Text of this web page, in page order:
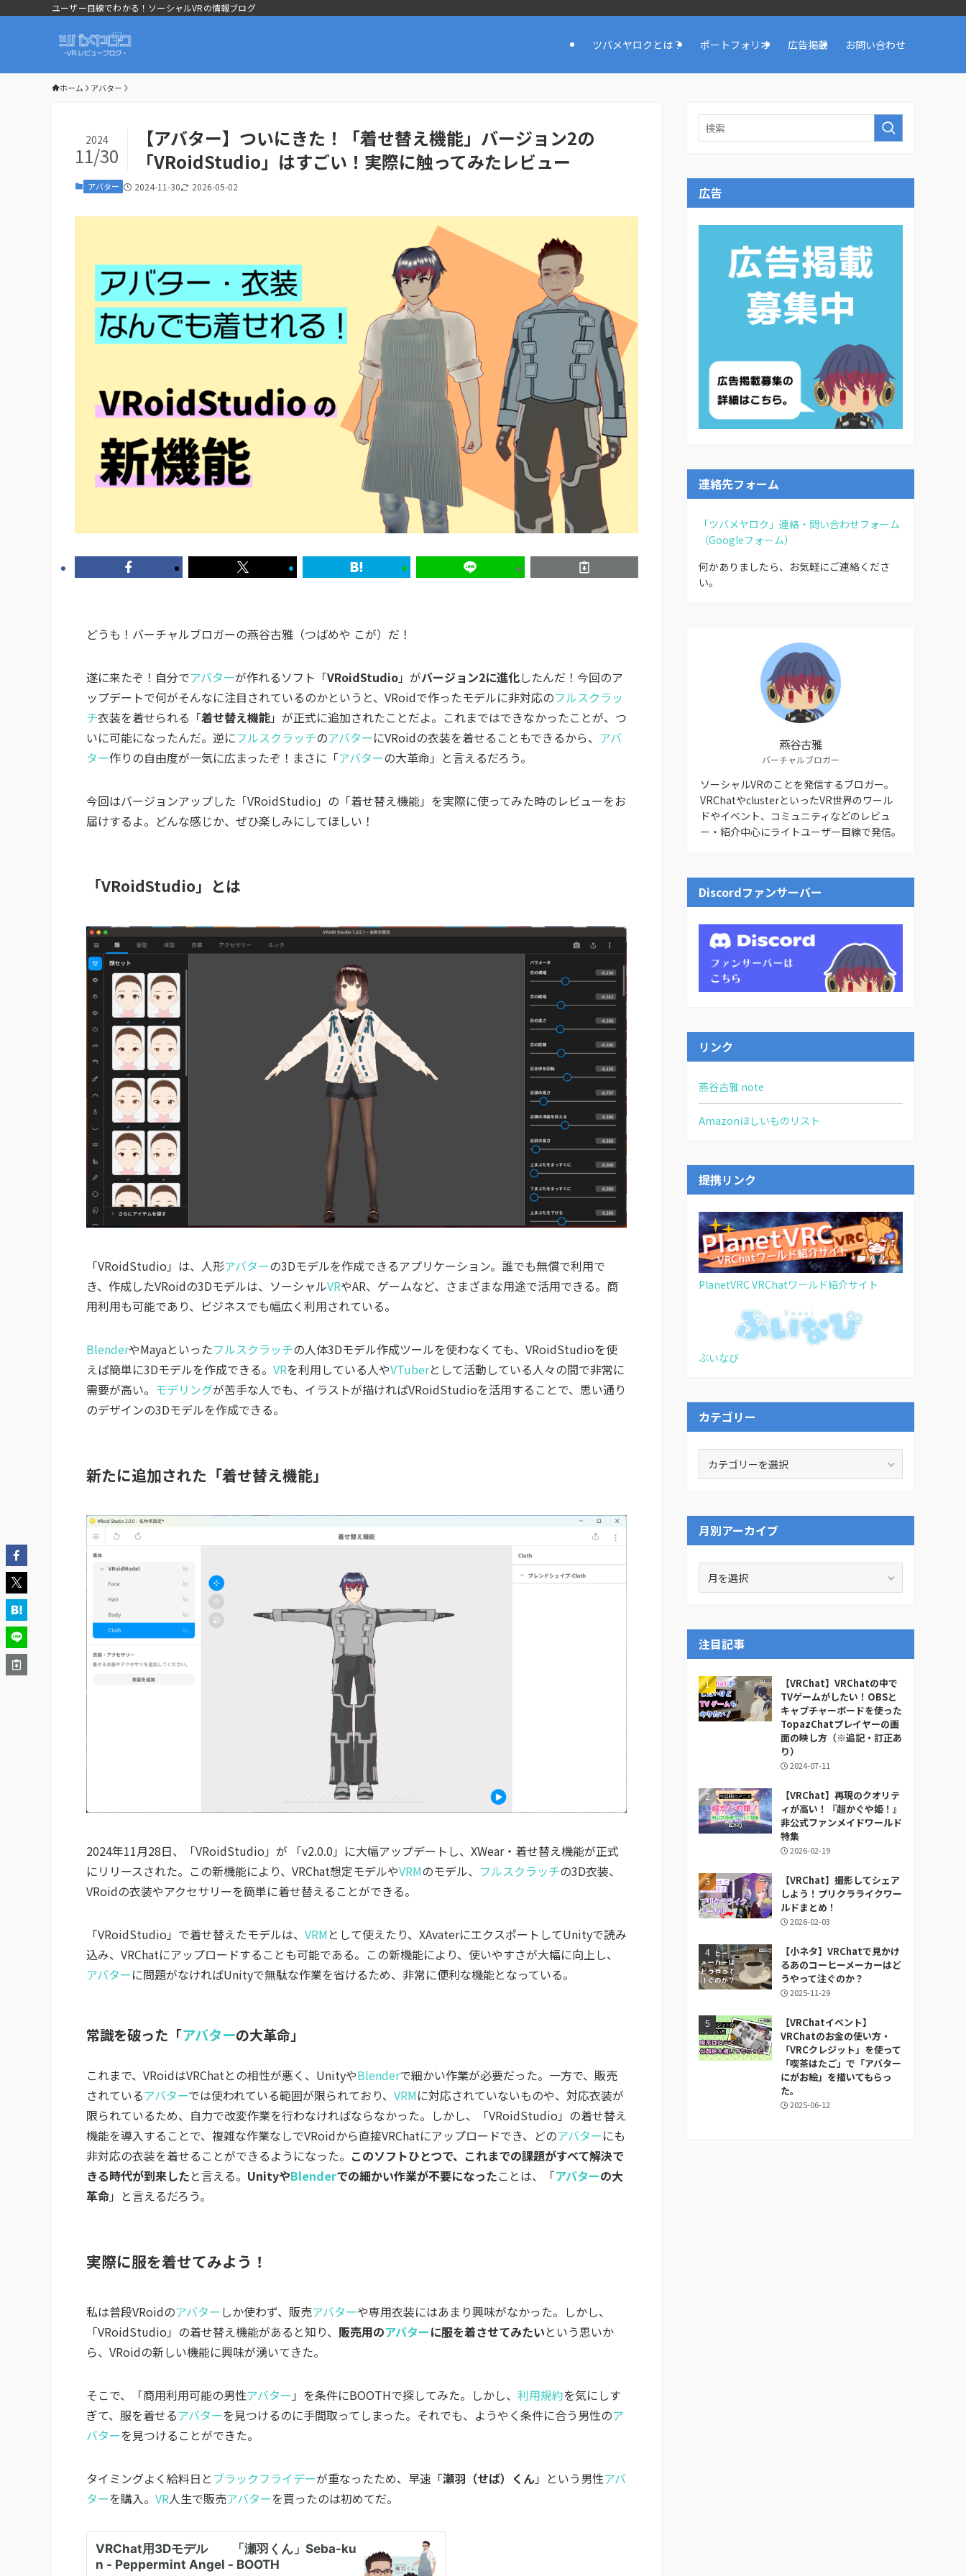
ユーザー目線でわかる！ソーシャルVRの情報ブログ
ツバメヤロクとは？ ポートフォリオ 広告掲載 お問い合わせ
ホーム アバター
【アバター】ついにきた！「着せ替え機能」バージョン2の
「VRoidStudio」はすごい！実際に触ってみたレビュー
2024
11/30
アバター 2024-11-30 2026-05-02
どうも！バーチャルブロガーの燕谷古雅（つばめや こが）だ！
遂に来たぞ！自分でアバターが作れるソフト「VRoidStudio」がバージョン2に進化したんだ！今回のア
ップデートで何がそんなに注目されているのかというと、VRoidで作ったモデルに非対応のフルスクラッ
チ衣装を着せられる「着せ替え機能」が正式に追加されたことだよ。これまではできなかったことが、つ
いに可能になったんだ。逆にフルスクラッチのアバターにVRoidの衣装を着せることもできるから、 アバ
ター作りの自由度が一気に広まったぞ！まさに「アバターの大革命」と言えるだろう。
今回はバージョンアップした「VRoidStudio」の「着せ替え機能」を実際に使ってみた時のレビューをお
届けするよ。どんな感じか、ぜひ楽しみにしてほしい！
「VRoidStudio」とは
「VRoidStudio」は、人形アバターの3Dモデルを作成できるアプリケーション。誰でも無償で利用で
き、作成したVRoidの3Dモデルは、ソーシャルVRやAR、ゲームなど、さまざまな用途で活用できる。商
用利用も可能であり、ビジネスでも幅広く利用されている。
BlenderやMayaといったフルスクラッチの人体3Dモデル作成ツールを使わなくても、VRoidStudioを使
えば簡単に3Dモデルを作成できる。 VRを利用している人やVTuberとして活動している人々の間で非常に
需要が高い。 モデリングが苦手な人でも、イラストが描ければVRoidStudioを活用することで、思い通り
のデザインの3Dモデルを作成できる。
新たに追加された「着せ替え機能」
2024年11月28日、「VRoidStudio」が 「v2.0.0」に大幅アップデートし、XWear・着せ替え機能が正式
にリリースされた。この新機能により、VRChat想定モデルやVRMのモデル、 フルスクラッチの3D衣装、
VRoidの衣装やアクセサリーを簡単に着せ替えることができる。
「VRoidStudio」で着せ替えたモデルは、 VRMとして使えたり、XAvaterにエクスポートしてUnityで読み
込み、VRChatにアップロードすることも可能である。この新機能により、使いやすさが大幅に向上し、
アバターに問題がなければUnityで無駄な作業を省けるため、非常に便利な機能となっている。
常識を破った「アバターの大革命」
これまで、VRoidはVRChatとの相性が悪く、UnityやBlenderで細かい作業が必要だった。一方で、販売
されているアバターでは使われている範囲が限られており、 VRMに対応されていないものや、対応衣装が
限られているため、自力で改変作業を行わなければならなかった。しかし、「VRoidStudio」の着せ替え
機能を導入することで、複雑な作業なしでVRoidから直接VRChatにアップロードでき、どのアバターにも
非対応の衣装を着せることができるようになった。 このソフトひとつで、これまでの課題がすべて解決で
きる時代が到来したと言える。 UnityやBlenderでの細かい作業が不要になったことは、「アバターの大
革命」と言えるだろう。
実際に服を着せてみよう！
私は普段VRoidのアバター しか使わず、販売アバターや専用衣装にはあまり興味がなかった。しかし、
「VRoidStudio」の着せ替え機能があると知り、 販売用のアバターに服を着させてみたいという思いか
ら、VRoidの新しい機能に興味が湧いてきた。
そこで、「商用利用可能の男性アバター 」を条件にBOOTHで探してみた。しかし、 利用規約を気にしす
ぎて、服を着せるアバターを見つけるのに手間取ってしまった。それでも、ようやく条件に合う男性のア
バターを見つけることができた。
タイミングよく給料日と ブラックフライデーが重なったため、早速「瀬羽（せば）くん」という男性アバ
ターを購入。 VR人生で販売アバターを買ったのは初めてだ。
広告
連絡先フォーム
「ツバメヤロク」連絡・問い合わせフォーム
（Googleフォーム）
何かありましたら、お気軽にご連絡くださ
い。
燕谷古雅
バーチャルブロガー
ソーシャルVRのことを発信するブロガー。
VRChatやclusterといったVR世界のワール
ドやイベント、コミュニティなどのレビュ
ー・紹介中心にライトユーザー目線で発信。
Discordファンサーバー
リンク
燕谷古雅 note
Amazonほしいものリスト
提携リンク
PlanetVRC VRChatワールド紹介サイト
ぶいなび
カテゴリー
ー
月別アーカイブ
カ
イ
注目記事
【VRChat】VRChatの中で
TVゲームがしたい！OBSと
キャプチャーボードを使った
TopazChatプレイヤーの画
面の映し方（※追記・訂正あ
り）
2024-07-11
【VRChat】再現のクオリテ
ィが高い！『超かぐや姫！』
非公式ファンメイドワールド
特集
2026-02-19
【VRChat】撮影してシェア
しよう！プリクラライクワー
ルドまとめ！
2026-02-03
【小ネタ】VRChatで見かけ
るあのコーヒーメーカーはど
うやって注ぐのか？
2025-11-29
【VRChatイベント】
VRChatのお金の使い方・
「VRCクレジット」を使って
「喫茶はたご」で「アバター
にがお絵」を描いてもらっ
た。
2025-06-12